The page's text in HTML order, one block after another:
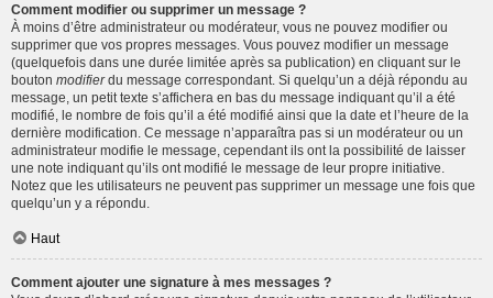
Comment modifier ou supprimer un message ?
À moins d’être administrateur ou modérateur, vous ne pouvez modifier ou
supprimer que vos propres messages. Vous pouvez modifier un message
(quelquefois dans une durée limitée après sa publication) en cliquant sur le
bouton modifierdu message correspondant. Si quelqu’un a déjà répondu au
message, un petit texte s’affichera en bas du message indiquant qu’il a été
modifié, le nombre de fois qu’il a été modifié ainsi que la date et l’heure de la
dernière modification. Ce message n’apparaîtra pas si un modérateur ou un
administrateur modifie le message, cependant ils ont la possibilité de laisser
une note indiquant qu’ils ont modifié le message de leur propre initiative.
Notez que les utilisateurs ne peuvent pas supprimer un message une fois que
quelqu’un y a répondu.
Haut
Comment ajouter une signature à mes messages ?